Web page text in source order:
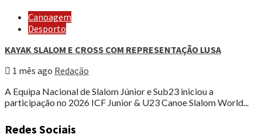
Canoagem
Desporto
KAYAK SLALOM E CROSS COM REPRESENTAÇÃO LUSA
1 mês ago Redação
A Equipa Nacional de Slalom Júnior e Sub23 iniciou a
participação no 2026 ICF Junior & U23 Canoe Slalom World...
Redes Sociais